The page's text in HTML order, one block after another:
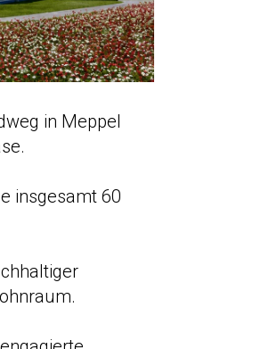
in Meppel
insgesamt 60